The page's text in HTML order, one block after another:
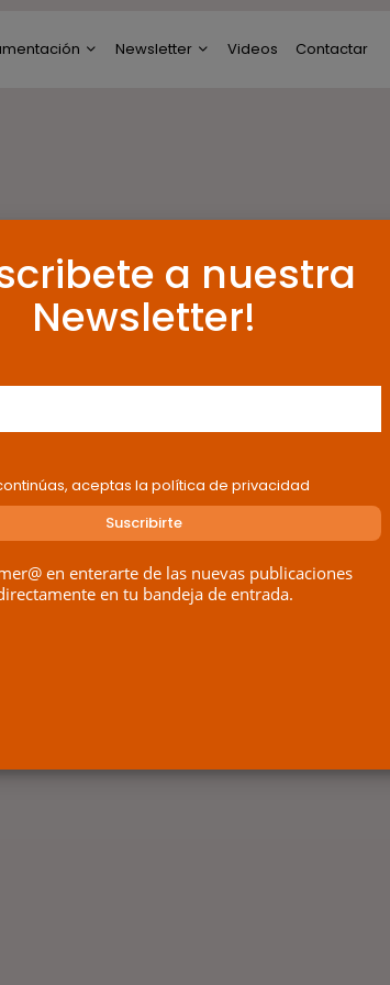
Newsletter Videos Contactar
a nuestra
Newsletter!
aceptas la política de privacidad
en enterarte de las nuevas publicaciones
en tu bandeja de entrada.